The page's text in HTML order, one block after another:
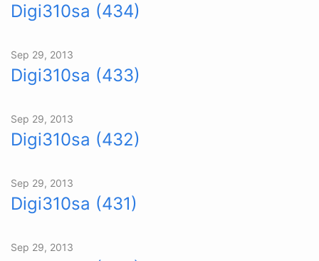
Digi310sa (434)
Sep 29, 2013
Digi310sa (433)
Sep 29, 2013
Digi310sa (432)
Sep 29, 2013
Digi310sa (431)
Sep 29, 2013